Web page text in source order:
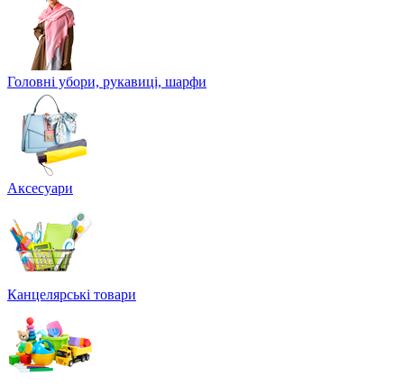
Головні убори, рукавиці, шарфи
Аксесуари
Канцелярські товари